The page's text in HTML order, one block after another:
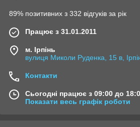
89% позитивних з 332 відгуків за рік
Працює з 31.01.2011
м. Ірпінь
вулиця Миколи Руденка, 15 в,
Контакти
Сьогодні працює з 09:00 до
Показати весь графік роботи